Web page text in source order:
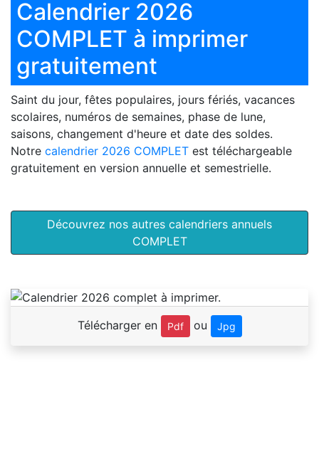
Calendrier 2026
COMPLET à imprimer
gratuitement
Saint du jour, fêtes populaires, jours fériés, vacances
scolaires, numéros de semaines, phase de lune,
saisons, changement d'heure et date des soldes.
Notre calendrier 2026 COMPLET est téléchargeable
gratuitement en version annuelle et semestrielle.
Découvrez nos autres calendriers annuels
COMPLET
Télécharger en Pdf ou Jpg